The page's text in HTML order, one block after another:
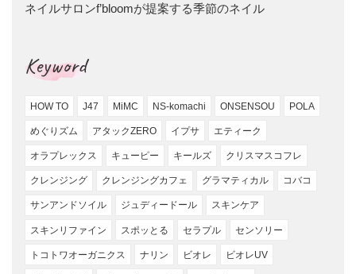
ネイルサロンf’bloomが提案する季節のネイル
Keyword
HOW TO J47 MiMC NS-komachi ONSENSOU POLA
めぐりズム アタックZERO イプサ エティーク
オラプレックス キューピー キールズ クリスマスコフレ
クレンジング クレンジングカフェ グラマティカル コバコ
サンアンドソイル ジュディードール スキンケア
スキンリファイン スポッとる セラプル センソリー
トコトワオーガニクス ナリン ビオレ ビオレUV